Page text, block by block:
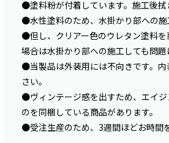
●塗料粉が付着しています。施工後拭
●水性塗料のため、水掛かり部への施
●但し、クリアー色のウレタン塗料
場合は水掛かり部への施工しても問題
●当製品は外装用には不向きです。
さい。
●ヴィンテージ感を出すため、エイ
のを同梱している商品があります。
●受注生産のため、3週間ほどお時間